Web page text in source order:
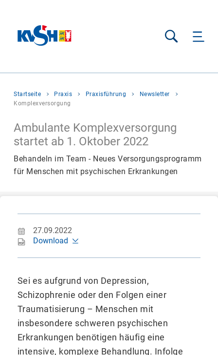
Suche
Sie
befinden
Startseite Praxis Praxisführung
Newsletter
Komplexversorgung
Ambulante Komplexversorgung
startet ab 1. Oktober 2022
Behandeln im Team - Neues Versorgungsprogramm
für Menschen mit psychischen Erkrankungen
27.09.2022
Download
Sei es aufgrund von Depression,
Schizophrenie oder den Folgen einer
Traumatisierung – Menschen mit
insbesondere schweren psychischen
Erkrankungen benötigen häufig eine
intensive, komplexe Behandlung. Infolge